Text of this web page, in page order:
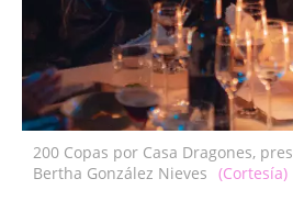
200 Copas por Casa Dragones,
Bertha González Nieves (Cortesía)